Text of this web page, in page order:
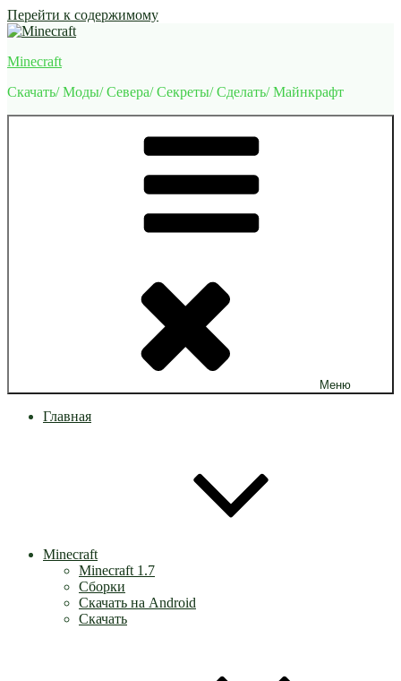
Перейти к содержимому
Minecraft
Скачать/ Моды/ Севера/ Секреты/ Сделать/ Майнкрафт
Меню
Главная
Minecraft
Minecraft 1.7
Сборки
Скачать на Android
Скачать